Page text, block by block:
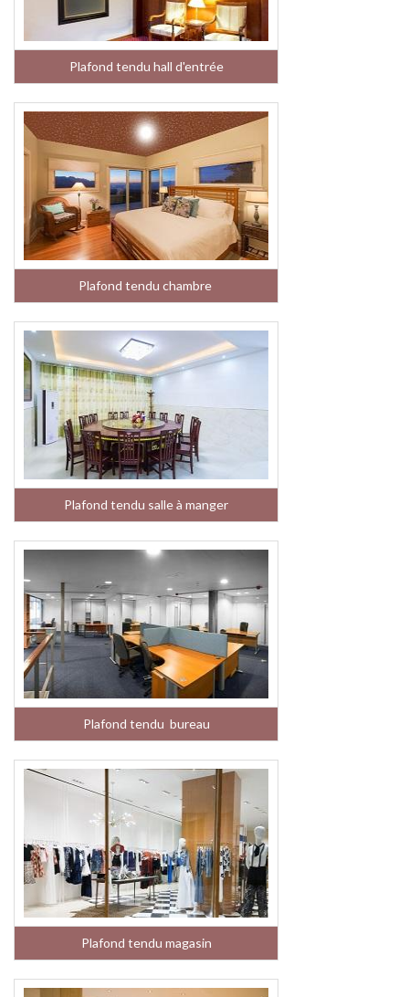
Plafond tendu hall d'entrée
Plafond tendu chambre
Plafond tendu salle à manger
Plafond tendu bureau
Plafond tendu magasin